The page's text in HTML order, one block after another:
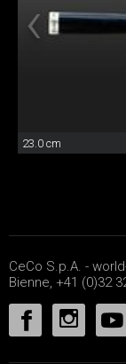
23.0 cm
CeCo S.p.A. -
Bienne, +41 (0)32